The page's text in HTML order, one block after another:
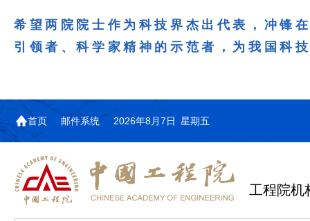
希望两院院士作为科技界杰出代表，冲锋
引领者、科学家精神的示范者，为我国科
首页 邮件系统 2026年8月7日 星期五
工程院机